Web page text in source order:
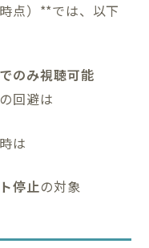
点）**では、以下
のみ視聴可能
回避は
は
停止の対象